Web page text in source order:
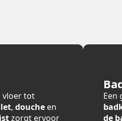
vloer tot
, douche en
zorgt ervoor
Een
de